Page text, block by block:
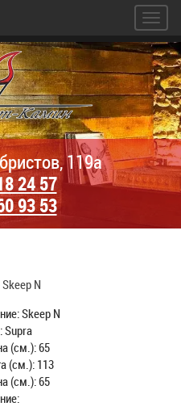
119а
24 57
93 53
Skeep N
Skeep N
Supra
(см.): 65
(см.): 113
(см.): 65